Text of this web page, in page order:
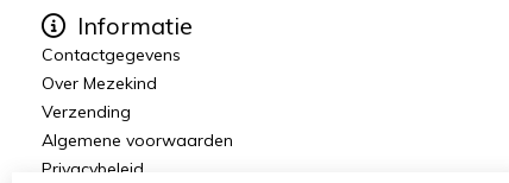
Informatie
Contactgegevens
Over Mezekind
Verzending
Algemene voorwaarden
Privacybeleid